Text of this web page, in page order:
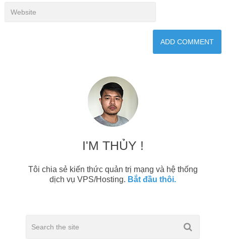
I'M THỦY !
Tôi chia sẻ kiến thức quản trị mạng và hệ thống
dịch vụ VPS/Hosting. Bắt đầu thôi.